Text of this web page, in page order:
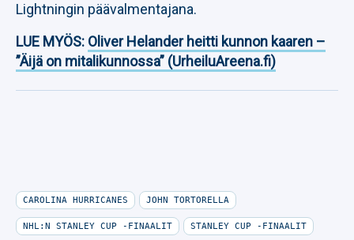
Lightningin päävalmentajana.
LUE MYÖS: Oliver Helander heitti kunnon kaaren –
”Äijä on mitalikunnossa” (UrheiluAreena.fi)
CAROLINA HURRICANES JOHN TORTORELLA
NHL:N STANLEY CUP -FINAALIT STANLEY CUP -FINAALIT